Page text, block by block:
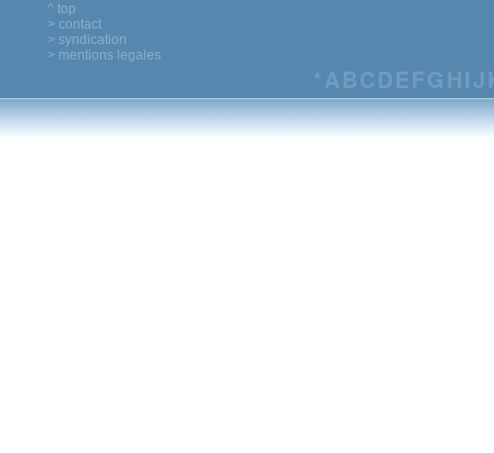
^ top
> contact
> syndication
> mentions legales
*ABCDEFG HIJ